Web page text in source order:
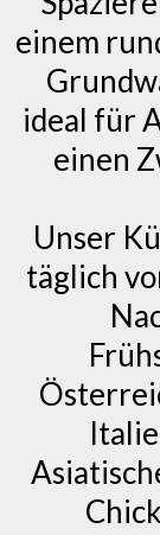
einem
ideal für
einen
Unser
täglich